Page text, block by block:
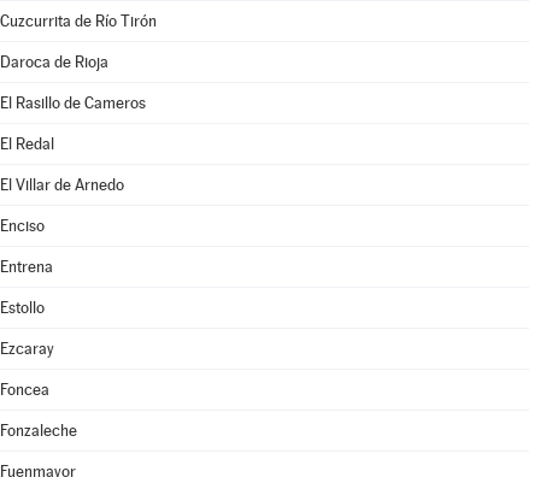
Cuzcurrita de Río Tirón
Daroca de Rioja
El Rasillo de Cameros
El Redal
El Villar de Arnedo
Enciso
Entrena
Estollo
Ezcaray
Foncea
Fonzaleche
Fuenmayor